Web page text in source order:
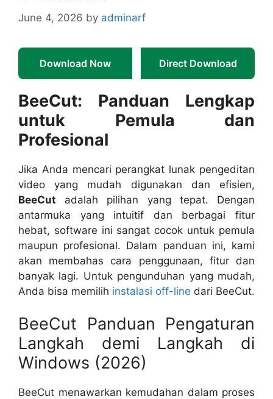
June 4, 2026 by adminarf
Download Now Direct Download
BeeCut: Panduan Lengkap
untuk Pemula dan
Profesional
Jika Anda mencari perangkat lunak pengeditan
video yang mudah digunakan dan efisien,
BeeCut adalah pilihan yang tepat. Dengan
antarmuka yang intuitif dan berbagai fitur
hebat, software ini sangat cocok untuk pemula
maupun profesional. Dalam panduan ini, kami
akan membahas cara penggunaan, fitur dan
banyak lagi. Untuk pengunduhan yang mudah,
Anda bisa memilih instalasi off-line dari BeeCut.
BeeCut Panduan Pengaturan
Langkah demi Langkah di
Windows (2026)
BeeCut menawarkan kemudahan dalam proses